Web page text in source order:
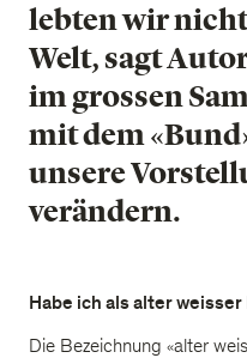
lebten wir
Welt, sagt
im grossen
mit dem
unsere
verändern.
Habe ich als alter
Die Bezeichnung «alter